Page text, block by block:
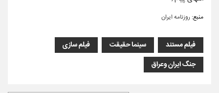
منبع: روزنامه ایران
فیلم مستند سینما حقیقت
فیلم سازی
جنگ ایران وعراق